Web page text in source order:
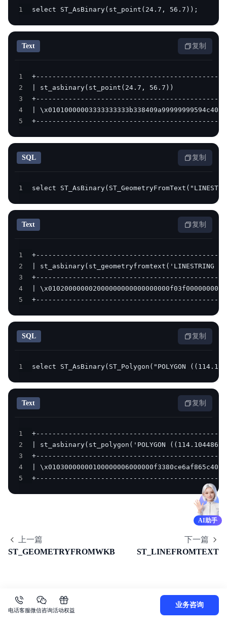
1 select ST_AsBinary(st_point(24.7, 56.7));
Text 复制
1
2
3
4
5
+----------------------------------------------+
SQL 复制
1 select
Text 复制
1
2
3
4
5
SQL 复制
1 select ST_AsBinary(ST_Polygon("POLYGON
Text 复制
1
2
3
4
5
上一篇
ST_GEOMETRYFROMWKB
下一篇
ST_LINEFROMTEXT
AI助手
电话客服微信咨询活动权益
业务咨询